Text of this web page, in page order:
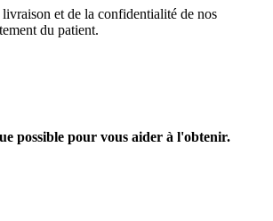
et de la confidentialité de nos
du patient.
possible pour vous aider à l'obtenir.